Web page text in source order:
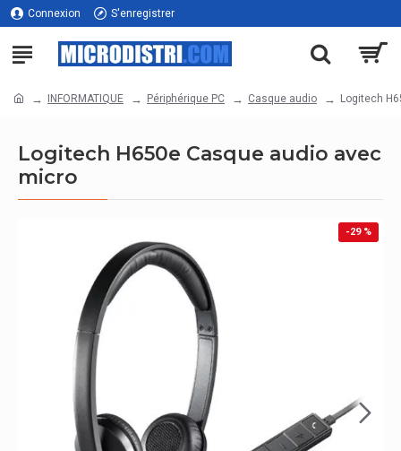
Connexion S'enregistrer
INFORMATIQUE Périphérique PC Casque audio Logitech
Logitech H650e Casque audio avec
micro
-29 %